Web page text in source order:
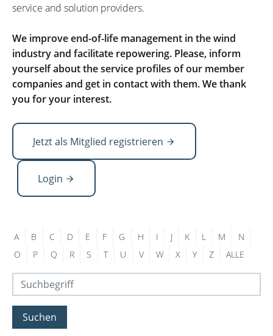
service and solution providers.
We improve end-of-life management in the wind
industry and facilitate repowering. Please, inform
yourself about the service profiles of our member
companies and get in contact with them. We thank
you for your interest.
Jetzt als Mitglied registrieren
Login
A B C D E F G H I J K L M
N
O
P Q R S T U V W X Y Z ALLE
Suchen